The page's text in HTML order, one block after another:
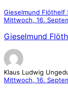
Gieselmund Flöthelf
Mittwoch, 16.
Gieselmund
Klaus Ludwig
Mittwoch, 16.